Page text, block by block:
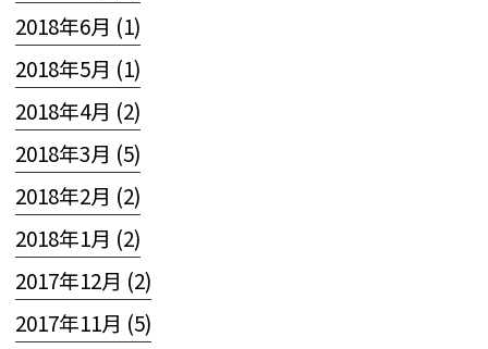
2018年6月 (1)
2018年5月 (1)
2018年4月 (2)
2018年3月 (5)
2018年2月 (2)
2018年1月 (2)
2017年12月 (2)
2017年11月 (5)